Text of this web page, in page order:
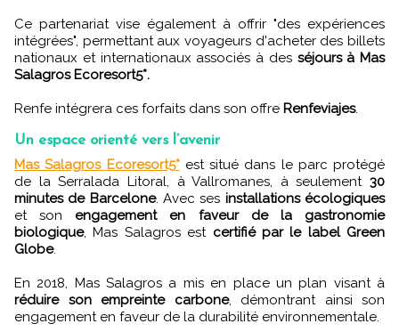
Ce partenariat vise également à offrir "des expériences
intégrées", permettant aux voyageurs d'acheter des billets
nationaux et internationaux associés à des séjours à Mas
Salagros Ecoresort5*.
Renfe intégrera ces forfaits dans son offre Renfeviajes.
Un espace orienté vers l’avenir
Mas Salagros Ecoresort5*est situé dans le parc protégé
de la Serralada Litoral, à Vallromanes, à seulement 30
minutes de Barcelone. Avec ses installations écologiques
et son engagement en faveur de la gastronomie
biologique, Mas Salagros est certifié par le label Green
Globe.
En 2018, Mas Salagros a mis en place un plan visant à
réduire son empreinte carbone, démontrant ainsi son
engagement en faveur de la durabilité environnementale.